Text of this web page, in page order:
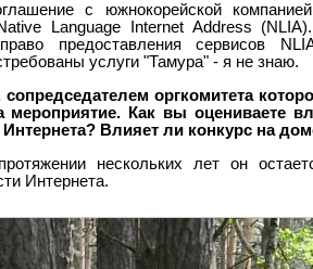
с южнокорейской
Language Internet Address
предоставления сервисов
услуги "Тамура" - я не знаю.
оргкомитета
мероприятие. Как вы оцениваете
Влияет ли конкурс на
нескольких лет он
Интернета.